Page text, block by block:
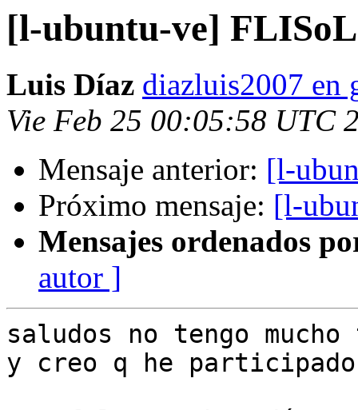
[l-ubuntu-ve] FLISoL
Luis Díaz diazluis2007 en
Vie Feb 25 00:05:58 UTC
Mensaje anterior: [l-
Próximo mensaje: [l-
Mensajes ordenados
autor ]
saludos no tengo
y creo q he